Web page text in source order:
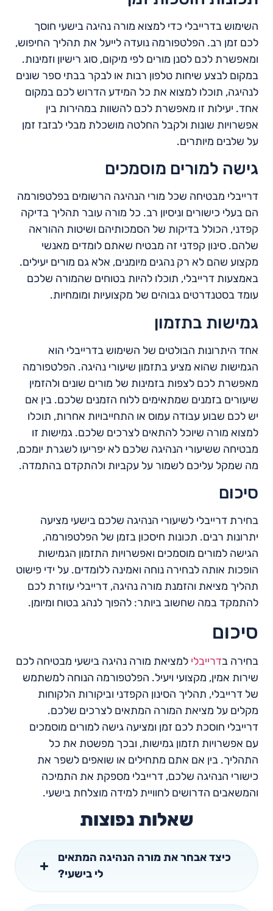
השימוש בדרייבלי כדי למצוא מורה נהיגה בישעי חוסך
לכם זמן רב. הפלטפורמה נועדה לייעל את תהליך החיפוש,
ומאפשרת לכם לסנן מורים לפי מיקום, סוג רישיון וזמינות.
במקום לבצע שיחות טלפון רבות או לבקר בבתי ספר שונים
לנהיגה, תוכלו למצוא את כל המידע הדרוש לכם במקום
אחד. יעילות זו מאפשרת לכם להשוות במהירות בין
אפשרויות שונות ולקבל החלטה מושכלת מבלי לבזבז זמן
על שלבים מיותרים.
גישה למורים מוסמכים
דרייבלי מבטיחה שכל מורי הנהיגה הרשומים בפלטפורמה
הם בעלי כישורים וניסיון רב. כל מורה עובר תהליך בדיקה
קפדני, הכולל בדיקות של הסמכותיהם ושיטות ההוראה
שלהם. סינון קפדני זה מבטיח שאתם לומדים מאנשי
מקצוע שהם לא רק נהגים מיומנים, אלא גם מורים יעילים.
באמצעות דרייבלי, תוכלו להיות בטוחים שהמורה שלכם
עומד בסטנדרטים גבוהים של מקצועיות ומומחיות.
גמישות בתזמון
אחד היתרונות הבולטים של השימוש בדרייבלי הוא
הגמישות שהוא מציע בתזמון שיעורי נהיגה. הפלטפורמה
מאפשרת לכם לצפות בזמינות של מורים שונים ולהזמין
שיעורים בזמנים שמתאימים ללוח הזמנים שלכם. בין אם
יש לכם שבוע עבודה עמוס או התחייבויות אחרות, תוכלו
למצוא מורה שיוכל להתאים לצרכים שלכם. גמישות זו
מבטיחה ששיעורי הנהיגה שלכם לא יפריעו לשגרת יומכם,
מה שמקל עליכם לשמור על עקביות ולהתקדם בהתמדה.
סיכום
בחירת דרייבלי לשיעורי הנהיגה שלכם בישעי מציעה
יתרונות רבים. תכונות חיסכון בזמן של הפלטפורמה,
הגישה למורים מוסמכים ואפשרויות התזמון הגמישות
הופכות אותה לבחירה נוחה ואמינה ללומדים. על ידי פישוט
תהליך מציאת והזמנת מורה נהיגה, דרייבלי עוזרת לכם
להתמקד במה שחשוב ביותר: להפוך לנהג בטוח ומיומן.
סיכום
בחירה בדרייבלי למציאת מורה נהיגה בישעי מבטיחה לכם
שירות אמין, מקצועי ויעיל. הפלטפורמה הנוחה למשתמש
של דרייבלי, תהליך הסינון הקפדני וביקורות הלקוחות
מקלים על מציאת המורה המתאים לצרכים שלכם.
דרייבלי חוסכת לכם זמן ומציעה גישה למורים מוסמכים
עם אפשרויות תזמון גמישות, ובכך מפשטת את כל
התהליך. בין אם אתם מתחילים או שואפים לשפר את
כישורי הנהיגה שלכם, דרייבלי מספקת את התמיכה
והמשאבים הדרושים לחוויית למידה מוצלחת בישעי.
שאלות נפוצות
כיצד אבחר את מורה הנהיגה המתאים
לי בישעי?